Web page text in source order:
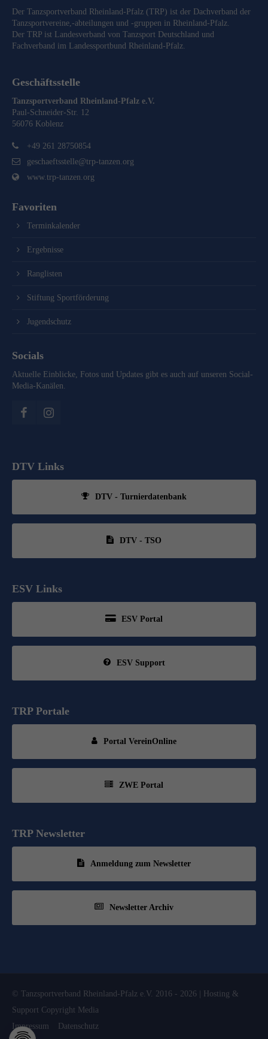
Der Tanzsportverband Rheinland-Pfalz (TRP) ist der Dachverband der
Tanzsportvereine,-abteilungen und -gruppen in Rheinland-Pfalz.
Der TRP ist Landesverband von Tanzsport Deutschland und
Fachverband im Landessportbund Rheinland-Pfalz.
Geschäftsstelle
Tanzsportverband Rheinland-Pfalz e.V.
Paul-Schneider-Str. 12
56076 Koblenz
+49 261 28750854
geschaeftsstelle@trp-tanzen.org
www.trp-tanzen.org
Favoriten
Terminkalender
Ergebnisse
Ranglisten
Stiftung Sportförderung
Jugendschutz
Socials
Aktuelle Einblicke, Fotos und Updates gibt es auch auf unseren Social-
Media-Kanälen.
DTV Links
DTV - Turnierdatenbank
DTV - TSO
ESV Links
ESV Portal
ESV Support
TRP Portale
Portal VereinOnline
ZWE Portal
TRP Newsletter
Anmeldung zum Newsletter
Newsletter Archiv
© Tanzsportverband Rheinland-Pfalz e.V. 2016 - 2026 | Hosting &
Support Copyright Media
Impressum
Datenschutz